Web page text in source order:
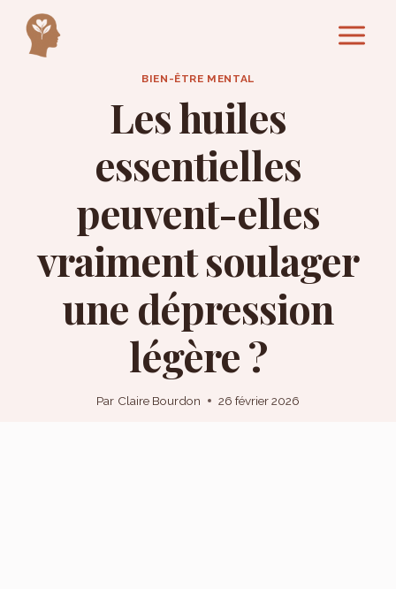
contenu
BIEN-ÊTRE MENTAL
Les huiles
essentielles
peuvent-elles
vraiment soulager
une dépression
légère ?
Par Claire Bourdon 26 février 2026